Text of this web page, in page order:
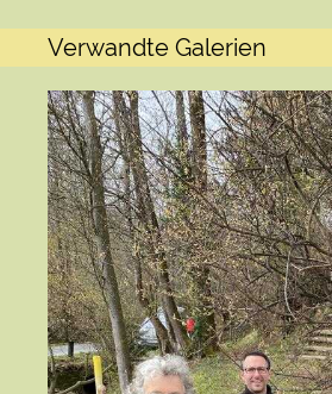
Verwandte Galerien